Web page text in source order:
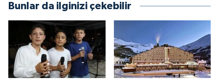
Bunlar da ilginizi çekebilir